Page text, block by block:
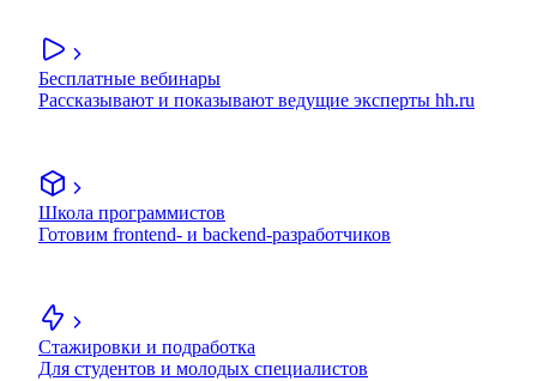
Бесплатные вебинары
Рассказывают и показывают ведущие эксперты hh.ru
Школа программистов
Готовим frontend- и backend-разработчиков
Стажировки и подработка
Для студентов и молодых специалистов